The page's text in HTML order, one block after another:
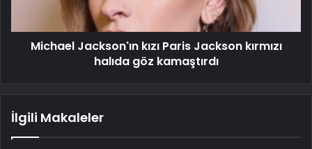
Michael Jackson'ın kızı Paris Jackson kırmızı
halıda göz kamaştırdı
İlgili Makaleler